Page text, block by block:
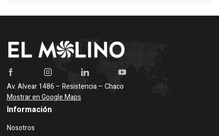
Av. Alvear 1486 – Resistencia – Chaco
Mostrar en Google Maps
Información
Nosotros